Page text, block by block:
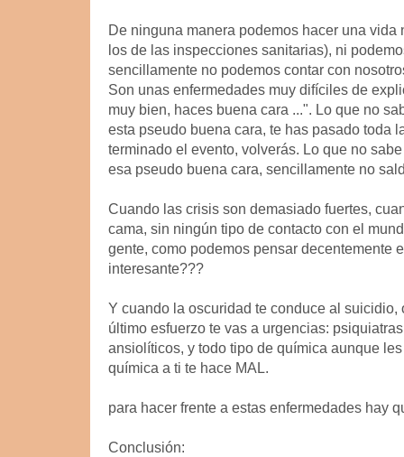
De ninguna manera podemos hacer una vida
los de las inspecciones sanitarias), ni
sencillamente no podemos contar con
Son unas enfermedades muy difíciles de
muy bien, haces buena cara ...". Lo que no
esta pseudo buena cara, te has pasado toda
terminado el evento, volverás. Lo que no
esa pseudo buena cara, sencillamente no
Cuando las crisis son demasiado fuertes,
cama, sin ningún tipo de contacto con el
gente, como podemos pensar decentemente
interesante???
Y cuando la oscuridad te conduce al suicidio,
último esfuerzo te vas a urgencias:
ansiolíticos, y todo tipo de química aunque
química a ti te hace MAL.
para hacer frente a estas enfermedades hay
Conclusión: